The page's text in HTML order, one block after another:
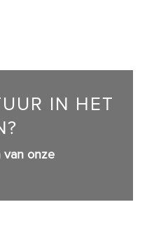
IN HET
van onze